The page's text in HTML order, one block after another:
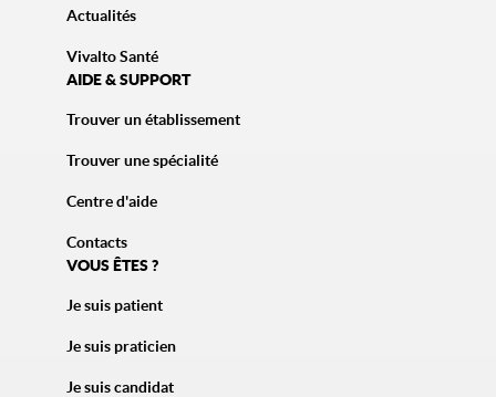
Actualités
Vivalto Santé
AIDE & SUPPORT
Trouver un établissement
Trouver une spécialité
Centre d'aide
Contacts
VOUS ÊTES ?
Je suis patient
Je suis praticien
Je suis candidat